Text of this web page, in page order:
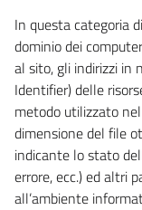
In questa categoria
dominio dei
al sito, gli indirizzi in
Identifier) delle
metodo utilizzato
dimensione del file
indicante lo stato
errore, ecc.) ed altri
all’ambiente